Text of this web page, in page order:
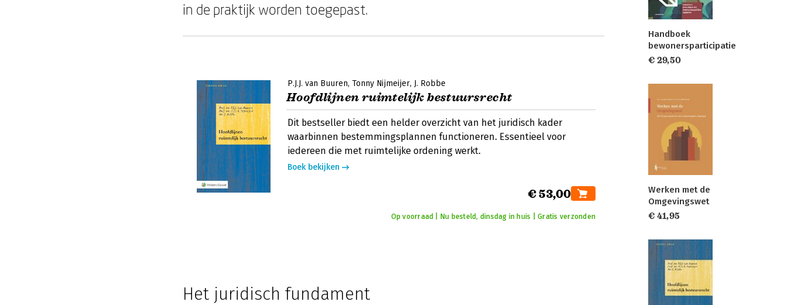
in de praktijk worden toegepast.
P.J.J. van Buuren Tonny Nijmeijer J. Robbe
Hoofdlijnen ruimtelijk bestuursrecht
Dit bestseller biedt een helder overzicht van het juridisch kader
waarbinnen bestemmingsplannen functioneren. Essentieel voor
iedereen die met ruimtelijke ordening werkt.
Boek bekijken
€ 53,00
Op voorraad | Nu besteld, dinsdag in huis | Gratis verzonden
Het juridisch fundament
Handboek
bewonersparticipatie
€ 29,50
Werken met de
Omgevingswet
€ 41,95